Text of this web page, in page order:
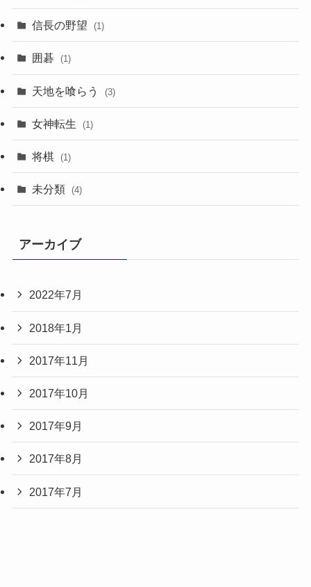
信長の野望 (1)
囲碁 (1)
天地を喰らう (3)
女神転生 (1)
将棋 (1)
未分類 (4)
アーカイブ
2022年7月
2018年1月
2017年11月
2017年10月
2017年9月
2017年8月
2017年7月